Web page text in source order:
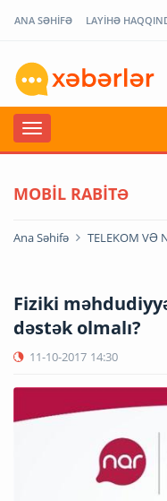
ANA SƏHİFƏ LAYİHƏ
MOBİL RABİTƏ
Ana Səhifə TELEKOM VƏ
Fiziki
dəstək olmalı?
11-10-2017 14:30